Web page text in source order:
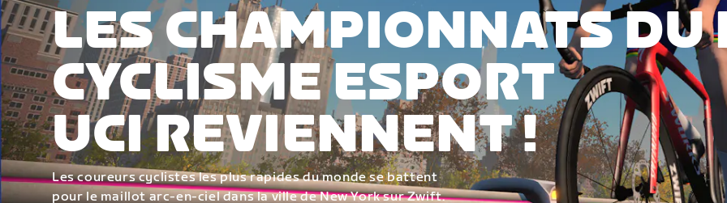
LES CHAMPIONNATS DU
CYCLISME ESPORT
UCI REVIENNENT !
Les coureurs cyclistes les plus rapides du monde se battent
pour le maillot arc-en-ciel dans la ville de New York sur Zwift.